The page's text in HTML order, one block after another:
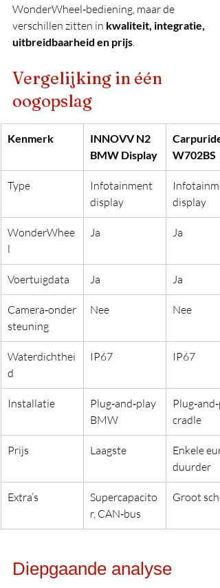
WonderWheel‑bediening, maar de
verschillen zitten in kwaliteit, integratie,
uitbreidbaarheid en prijs.
Vergelijking in één
oogopslag
Kenmerk
INNOVV N2
BMW Display
Carpuride
W702BS
Type
Infotainment
display
display
WonderWhee
l
Ja Ja
Voertuigdata Ja Ja
Camera‑onder
steuning
Nee Nee
Waterdichthei
d
IP67 IP67
Installatie
Plug‑and‑play
BMW
cradle
Prijs Laagste
Enkele
duurder
Extra’s
Supercapacito
r, CAN‑bus
Groot
Diepgaande analyse